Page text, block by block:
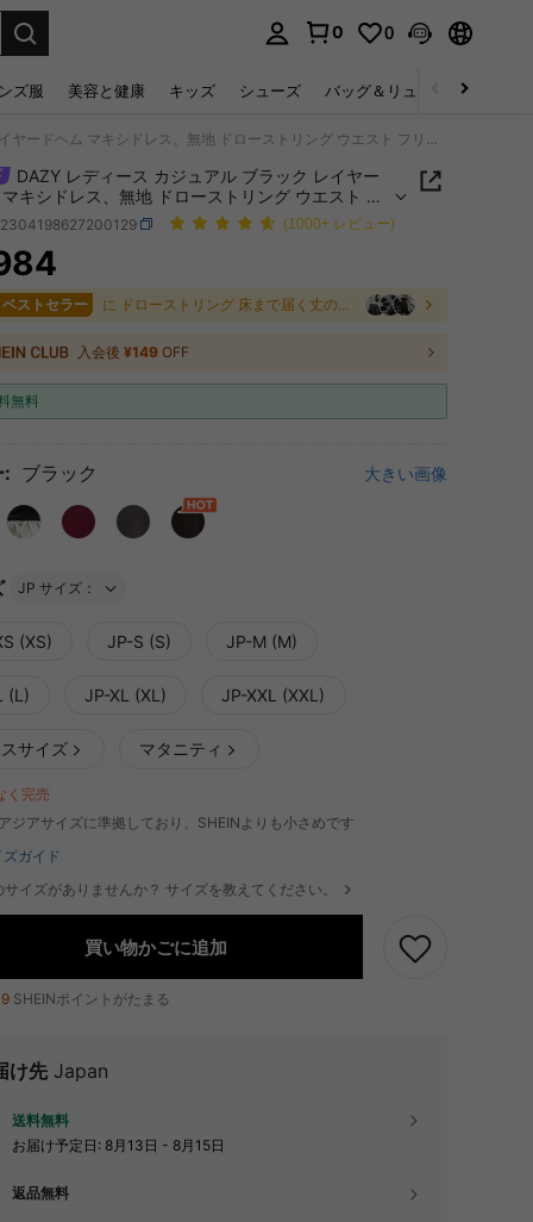
0 0
ズ服 美容と健康 キッズ シューズ バッグ＆リュック
DAZY レディース カジュアル ブラック レイヤードヘム マキシドレス、無地 ドローストリング ウエスト フリルヘム ラウンドネック Aライン ロングドレス、春夏のカジュアル デイリーウェア オケージョン
DAZY レディース カジュアル ブラック レイヤー
マキシドレス、無地 ドローストリング ウエスト フ
ラウンドネック Aライン ロングドレス、春夏のカ
デイリーウェア オケージョン
(1000+ レビュー)
AND AVAILABILITY
ストセラー に ドローストリング 床まで届く丈のドレス
入会後 ¥149 OFF
無料
: ブラック 大きい画像
JP サイズ：
(XS) JP-S (S) JP-M (M)
(L) JP-XL (XL) JP-XXL (XXL)
サイズ マタニティ
く完売
ジアサイズに準拠しており、SHEINよりも小さめです
ガイド
サイズがありませんか？ サイズを教えてください。
買い物かごに追加
SHEINポイントがたまる
け先 Japan
送料無料
お届け予定日: 8月13日 - 8月15日
返品無料